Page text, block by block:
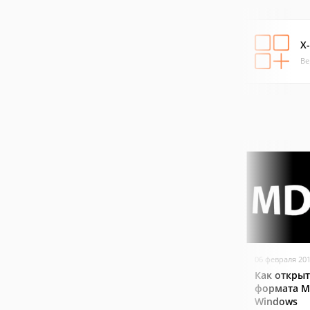
06 февраля
Как
формата
Windows